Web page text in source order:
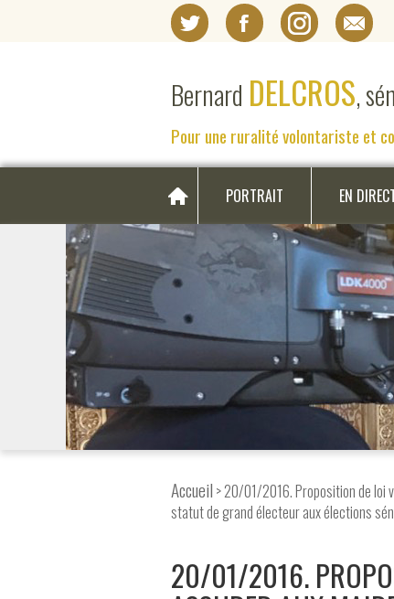
Bernard DELCROS,
Pour une ruralité volontariste et
PORTRAIT EN
Accueil > 20/01/2016. Proposition de loi
statut de grand électeur aux élections
20/01/2016.